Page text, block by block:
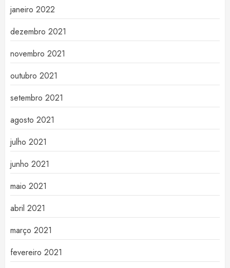
janeiro 2022
dezembro 2021
novembro 2021
outubro 2021
setembro 2021
agosto 2021
julho 2021
junho 2021
maio 2021
abril 2021
março 2021
fevereiro 2021